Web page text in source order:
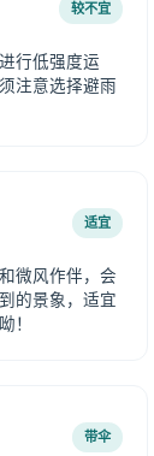
较不宜
行低强度运
注意选择避雨
适宜
微风作伴，会
的景象，适宜
！
带伞